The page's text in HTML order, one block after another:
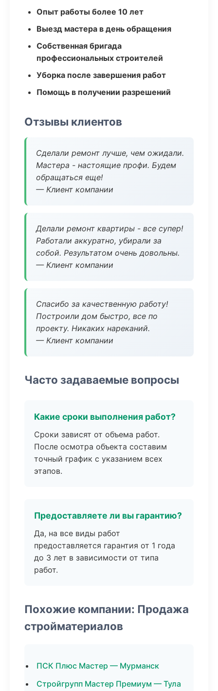
Опыт работы более 10 лет
Выезд мастера в день обращения
Собственная бригада
профессиональных строителей
Уборка после завершения работ
Помощь в получении разрешений
Отзывы клиентов
Сделали ремонт лучше, чем ожидали.
Мастера - настоящие профи. Будем
обращаться еще!
— Клиент компании
Делали ремонт квартиры - все супер!
Работали аккуратно, убирали за
собой. Результатом очень довольны.
— Клиент компании
Спасибо за качественную работу!
Построили дом быстро, все по
проекту. Никаких нареканий.
— Клиент компании
Часто задаваемые вопросы
Какие сроки выполнения работ?
Сроки зависят от объема работ.
После осмотра объекта составим
точный график с указанием всех
этапов.
Предоставляете ли вы гарантию?
Да, на все виды работ
предоставляется гарантия от 1 года
до 3 лет в зависимости от типа
работ.
Похожие компании: Продажа
стройматериалов
ПСК Плюс Мастер — Мурманск
Стройгрупп Мастер Премиум — Тула